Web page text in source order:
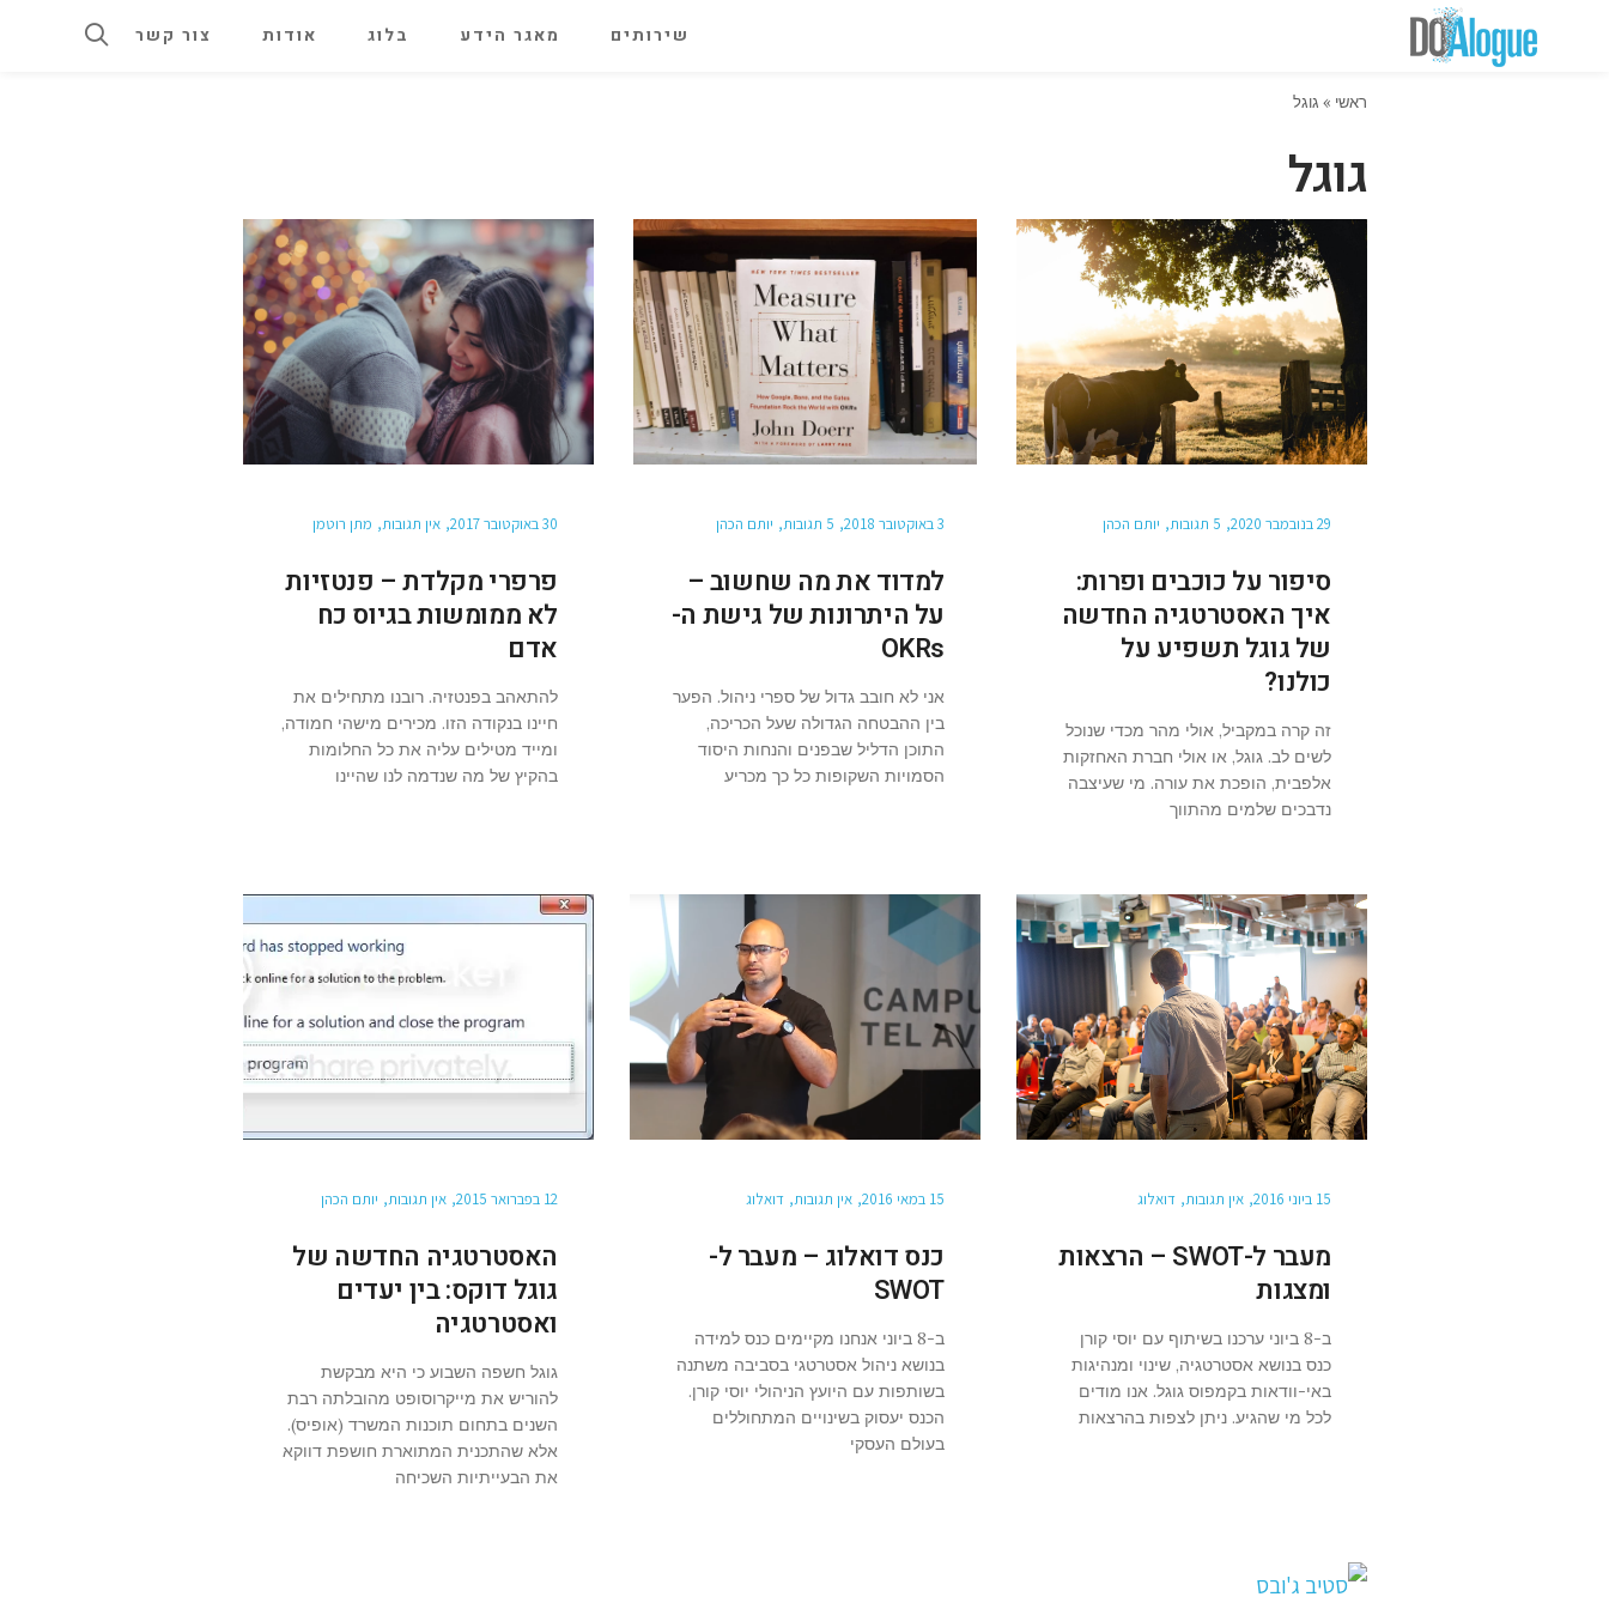
שירותים מאגר הידע בלוג אודות צור קשר
ראשי » גוגל
גוגל
29 בנובמבר 2020 5 תגובות יותם הכהן
סיפור על כוכבים ופרות:
איך האסטרטגיה החדשה
של גוגל תשפיע על
כולנו?
זה קרה במקביל, אולי מהר מכדי שנוכל
לשים לב. גוגל, או אולי חברת האחזקות
אלפבית, הופכת את עורה. מי שעיצבה
נדבכים שלמים מהתווך
3 באוקטובר 2018 5 תגובות יותם הכהן
למדוד את מה שחשוב –
על היתרונות של גישת ה-
OKRs
אני לא חובב גדול של ספרי ניהול. הפער
בין ההבטחה הגדולה שעל הכריכה,
התוכן הדליל שבפנים והנחות היסוד
הסמויות השקופות כל כך מכריע
30 באוקטובר 2017 אין תגובות מתן רוטמן
פרפרי מקלדת – פנטזיות
לא ממומשות בגיוס כח
אדם
להתאהב בפנטזיה. רובנו מתחילים את
חיינו בנקודה הזו. מכירים מישהי חמודה,
ומייד מטילים עליה את כל החלומות
בהקיץ של מה שנדמה לנו שהיינו
15 ביוני 2016 אין תגובות דואלוג
מעבר ל-SWOT – הרצאות
ומצגות
ב-8 ביוני ערכנו בשיתוף עם יוסי קורן
כנס בנושא אסטרטגיה, שינוי ומנהיגות
באי-וודאות בקמפוס גוגל. אנו מודים
לכל מי שהגיע. ניתן לצפות בהרצאות
15 במאי 2016 אין תגובות דואלוג
כנס דואלוג – מעבר ל-
SWOT
ב-8 ביוני אנחנו מקיימים כנס למידה
בנושא ניהול אסטרטגי בסביבה משתנה
בשותפות עם היועץ הניהולי יוסי קורן.
הכנס יעסוק בשינויים המתחוללים
בעולם העסקי
12 בפברואר 2015 אין תגובות יותם הכהן
האסטרטגיה החדשה של
גוגל דוקס: בין יעדים
ואסטרטגיה
גוגל חשפה השבוע כי היא מבקשת
להוריש את מייקרוסופט מהובלתה רבת
השנים בתחום תוכנות המשרד (אופיס).
אלא שהתכנית המתוארת חושפת דווקא
את הבעייתיות השכיחה